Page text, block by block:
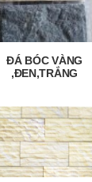
ĐÁ BÓC VÀNG
,ĐEN,TRẮNG